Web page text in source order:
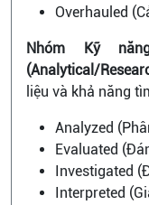
Overhauled
Nhóm Kỹ
(Analytical/
liệu và khả năng
Analyzed
Evaluated
Investigated
Interpreted